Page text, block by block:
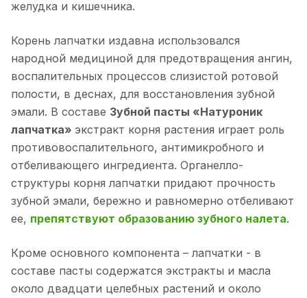
желудка и кишечника.
Корень лапчатки издавна использовался
народной медициной для предотвращения ангин,
воспалительных процессов слизистой ротовой
полости, в деснах, для восстановления зубной
эмали. В составе Зубной пасты «Натуроник
лапчатка» экстракт корня растения играет роль
противовоспалительного, антимикробного и
отбеливающего ингредиента. Органелло-
структуры корня лапчатки придают прочность
зубной эмали, бережно и равномерно отбеливают
ее, препятствуют образованию зубного налета.
Кроме основного компонента – лапчатки - в
составе пасты содержатся экстракты и масла
около двадцати целебных растений и около